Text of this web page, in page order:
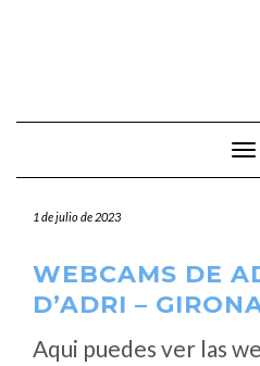
1 de julio de 2023
WEBCAMS DE
D’ADRI –
Aqui puedes ver las